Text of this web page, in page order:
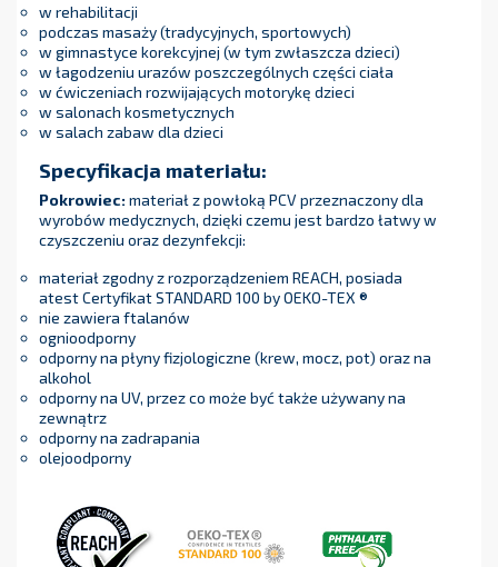
w rehabilitacji
podczas masaży (tradycyjnych, sportowych)
w gimnastyce korekcyjnej (w tym zwłaszcza dzieci)
w łagodzeniu urazów poszczególnych części ciała
w ćwiczeniach rozwijających motorykę dzieci
w salonach kosmetycznych
w salach zabaw dla dzieci
Specyfikacja materiału:
Pokrowiec:materiał z powłoką PCV przeznaczony dla
wyrobów medycznych, dzięki czemu jest bardzo łatwy w
czyszczeniu oraz dezynfekcji:
materiał zgodny z rozporządzeniem REACH, posiada
atest Certyfikat STANDARD 100 by OEKO-TEX ®
nie zawiera ftalanów
ognioodporny
odporny na płyny fizjologiczne (krew, mocz, pot) oraz na
alkohol
odporny na UV, przez co może być także używany na
zewnątrz
odporny na zadrapania
olejoodporny